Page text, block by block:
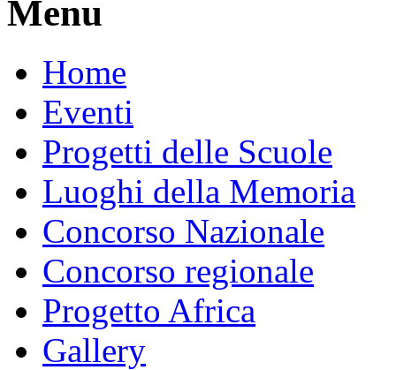
Menu
Home
Eventi
Progetti delle Scuole
Luoghi della Memoria
Concorso Nazionale
Concorso regionale
Progetto Africa
Gallery